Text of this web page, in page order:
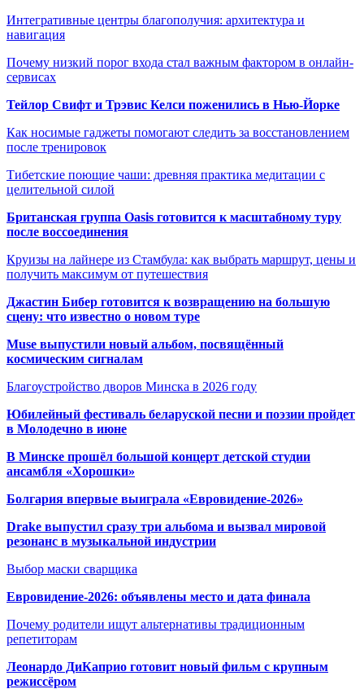
Интегративные центры благополучия: архитектура и
навигация
Почему низкий порог входа стал важным фактором в онлайн-
сервисах
Тейлор Свифт и Трэвис Келси поженились в Нью-Йорке
Как носимые гаджеты помогают следить за восстановлением
после тренировок
Тибетские поющие чаши: древняя практика медитации с
целительной силой
Британская группа Oasis готовится к масштабному туру
после воссоединения
Круизы на лайнере из Стамбула: как выбрать маршрут, цены и
получить максимум от путешествия
Джастин Бибер готовится к возвращению на большую
сцену: что известно о новом туре
Muse выпустили новый альбом, посвящённый
космическим сигналам
Благоустройство дворов Минска в 2026 году
Юбилейный фестиваль беларуской песни и поэзии пройдет
в Молодечно в июне
В Минске прошёл большой концерт детской студии
ансамбля «Хорошки»
Болгария впервые выиграла «Евровидение-2026»
Drake выпустил сразу три альбома и вызвал мировой
резонанс в музыкальной индустрии
Выбор маски сварщика
Евровидение-2026: объявлены место и дата финала
Почему родители ищут альтернативы традиционным
репетиторам
Леонардо ДиКаприо готовит новый фильм с крупным
режиссёром